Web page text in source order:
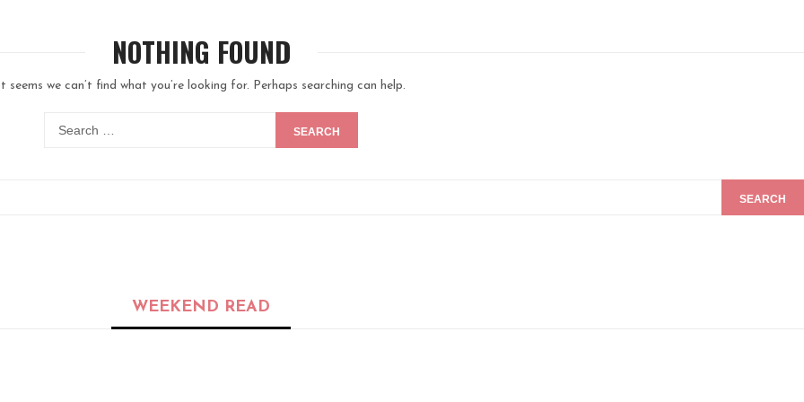
NOTHING FOUND
seems we can’t find what you’re looking for. Perhaps searching can help.
SEARCH
SEARCH
WEEKEND READ